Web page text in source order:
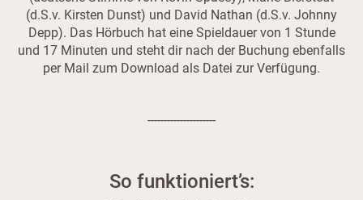
(d.S.v. Kirsten Dunst) und David Nathan (d.S.v. Johnny
Depp). Das Hörbuch hat eine Spieldauer von 1 Stunde
und 17 Minuten und steht dir nach der Buchung ebenfalls
per Mail zum Download als Datei zur Verfügung.
---------------------
So funktioniert’s: